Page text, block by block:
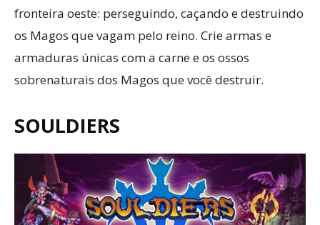
fronteira oeste: perseguindo, caçando e destruindo
os Magos que vagam pelo reino. Crie armas e
armaduras únicas com a carne e os ossos
sobrenaturais dos Magos que você destruir.
SOULDIERS